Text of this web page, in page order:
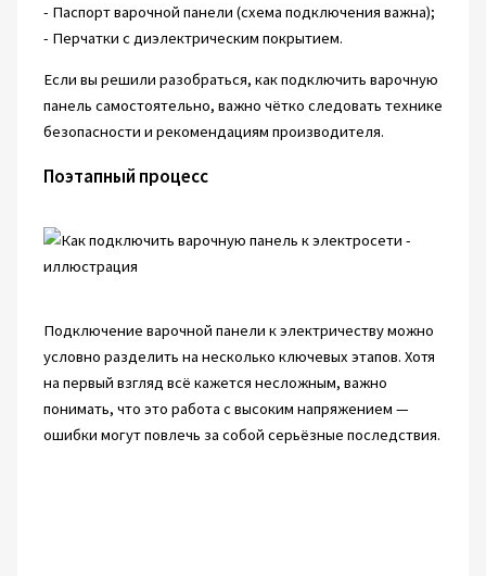
- Паспорт варочной панели (схема подключения важна);
- Перчатки с диэлектрическим покрытием.
Если вы решили разобраться, как подключить варочную
панель самостоятельно, важно чётко следовать технике
безопасности и рекомендациям производителя.
Поэтапный процесс
Подключение варочной панели к электричеству можно
условно разделить на несколько ключевых этапов. Хотя
на первый взгляд всё кажется несложным, важно
понимать, что это работа с высоким напряжением —
ошибки могут повлечь за собой серьёзные последствия.